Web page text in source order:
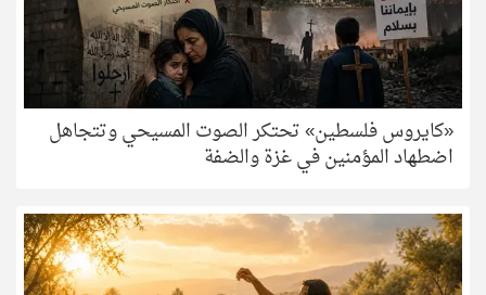
«كايروس فلسطين» تحتكر الصوت المسيحي وتتجاهل
اضطهاد المؤمنين في غزة والضفة